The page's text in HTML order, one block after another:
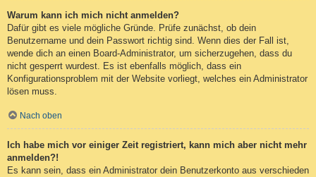
Warum kann ich mich nicht anmelden?
Dafür gibt es viele mögliche Gründe. Prüfe zunächst, ob dein
Benutzername und dein Passwort richtig sind. Wenn dies der Fall ist,
wende dich an einen Board-Administrator, um sicherzugehen, dass du
nicht gesperrt wurdest. Es ist ebenfalls möglich, dass ein
Konfigurationsproblem mit der Website vorliegt, welches ein Administrator
lösen muss.
Nach oben
Ich habe mich vor einiger Zeit registriert, kann mich aber nicht mehr
anmelden?!
Es kann sein, dass ein Administrator dein Benutzerkonto aus verschieden